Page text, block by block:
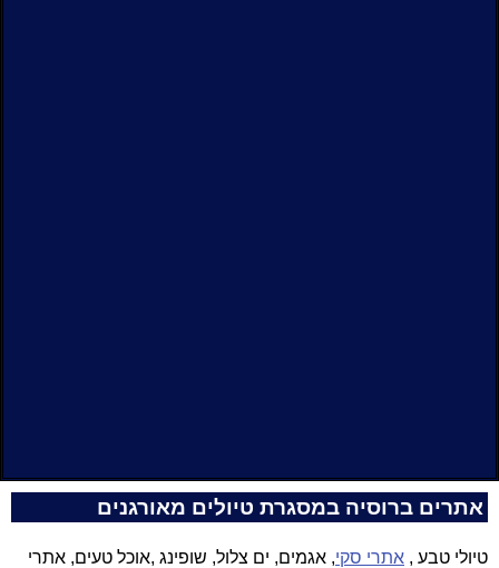
אתרים ברוסיה במסגרת טיולים מאורגנים
טיולי טבע , אתרי סקי, אגמים, ים צלול, שופינג ,אוכל טעים, אתרי